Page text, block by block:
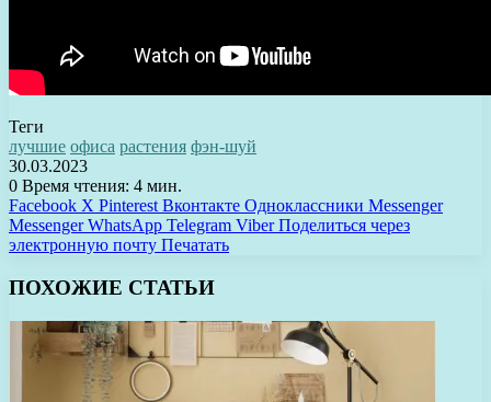
Теги
лучшие офиса растения фэн-шуй
30.03.2023
0 Время чтения: 4 мин.
Facebook X Pinterest Вконтакте Одноклассники Messenger
Messenger WhatsApp Telegram Viber Поделиться через
электронную почту Печатать
ПОХОЖИЕ СТАТЬИ